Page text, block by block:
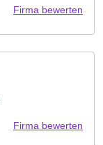
Firma bewerten
Firma bewerten